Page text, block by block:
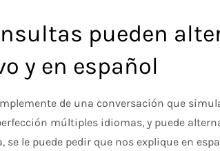
pueden
y en español
de una conversación que
múltiples idiomas, y puede
se le puede pedir que nos explique en